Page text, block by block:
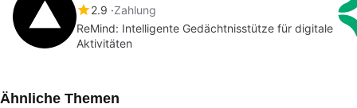
2.9 Zahlung
ReMind: Intelligente Gedächtnisstütze für digitale
Aktivitäten
Ähnliche Themen